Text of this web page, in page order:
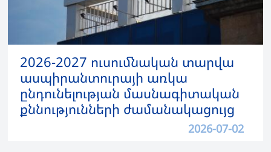
2026-2027 ուսումնական տարվա
ասպիրանտուրայի առկա
ընդունելության մասնագիտական
քննությունների ժամանակացույց
2026-07-02